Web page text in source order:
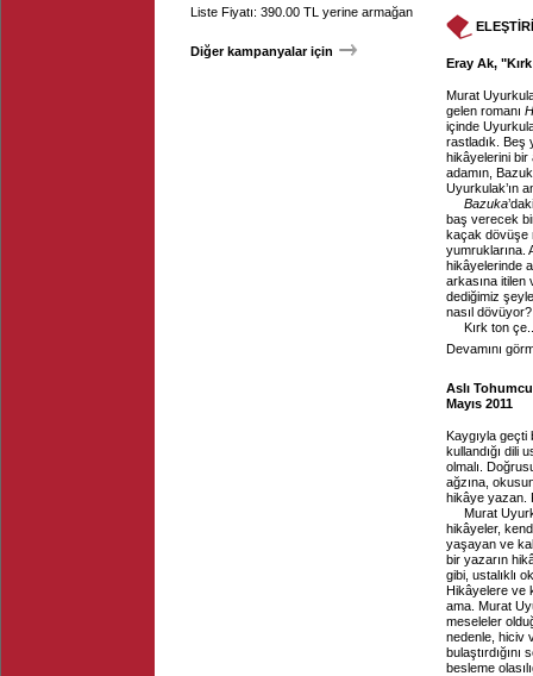
Liste Fiyatı: 390.00 TL yerine armağan
Diğer kampanyalar için
Eray Ak,
Murat
gelen romanı
içinde
rastladık. Beş
hikâyelerini bir
adamın,
Uyurkulak’ın
Bazuka
baş verecek
kaçak dövüşe
yumruklarına.
hikâyelerinde
arkasına itilen
dediğimiz
nasıl
Kırk ton
Devamını
Aslı
Mayıs 2011
Kaygıyla geçti
kullandığı dili
olmalı.
ağzına,
hikâye yazan.
Murat
hikâyeler,
yaşayan ve
bir yazarın
gibi, ustalıklı
Hikâyelere ve
ama. Murat
meseleler
nedenle, hiciv
besleme